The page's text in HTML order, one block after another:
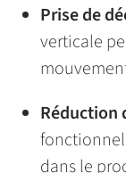
Prise de
verticale
Réduction
dans le